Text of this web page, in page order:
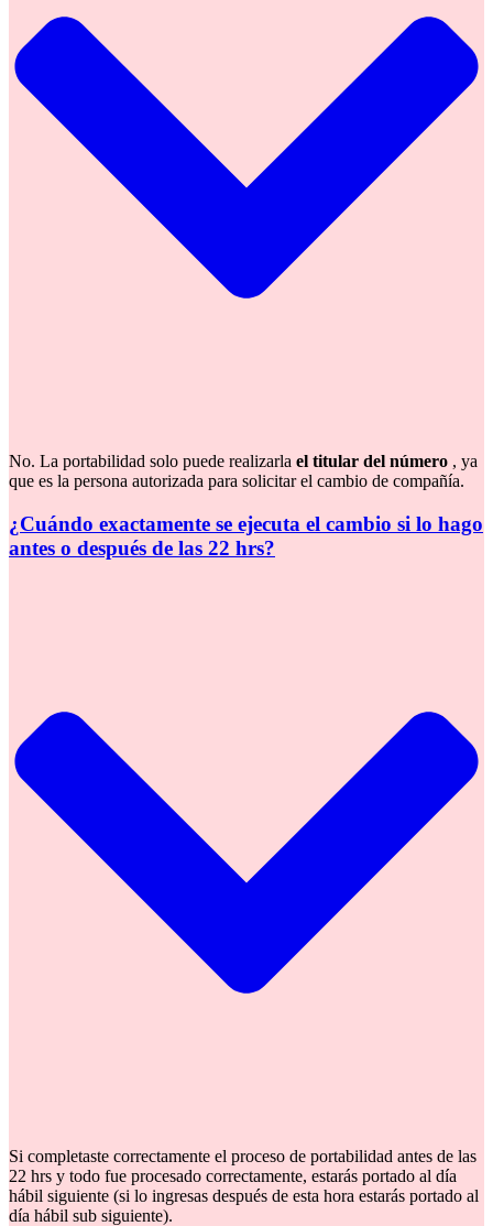
No. La portabilidad solo puede realizarla el titular del número , ya
que es la persona autorizada para solicitar el cambio de compañía.
¿Cuándo exactamente se ejecuta el cambio si lo hago
antes o después de las 22 hrs?
Si completaste correctamente el proceso de portabilidad antes de las
22 hrs y todo fue procesado correctamente, estarás portado al día
hábil siguiente (si lo ingresas después de esta hora estarás portado al
día hábil sub siguiente).